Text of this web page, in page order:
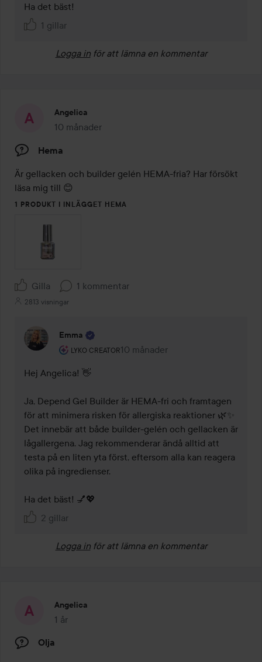
Ha det bäst!
1 gillar
Logga in för att lämna en kommentar
Angelica
10 månader
Inlägget skapades 10 månader
Hema
Är gellacken och builder gelén HEMA-fria? Har försökt
läsa mig till 😊
1 PRODUKT I INLÄGGET HEMA
Gilla 1 kommentar
2813 visningar
Emma
LYKO CREATOR
Användarens roll: Lyko Creator.
10 månader
Kommentaren lades 10 månader
Hej Angelica! 👋
Ja, Depend Gel Builder är HEMA-fri och framtagen
för att minimera risken för allergiska reaktioner 🌿✨
Det innebär att både builder-gelén och gellacken är
lågallergena. Jag rekommenderar ändå alltid att
testa på en liten yta först, eftersom alla kan reagera
olika på ingredienser.
Ha det bäst! 💅💖
2 gillar
Logga in för att lämna en kommentar
Angelica
1 år
Inlägget skapades 1 år
Olja